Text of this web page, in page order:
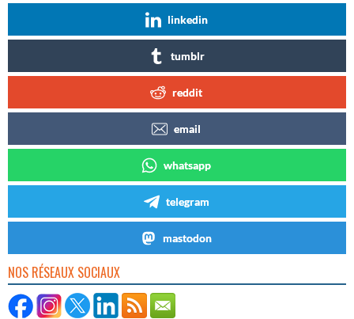
linkedin
tumblr
reddit
email
whatsapp
telegram
mastodon
NOS RÉSEAUX SOCIAUX